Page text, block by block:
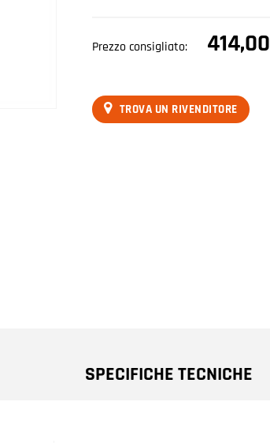
Prezzo consigliato: 414,00
TROVA UN RIVENDITORE
SPECIFICHE TECNICHE